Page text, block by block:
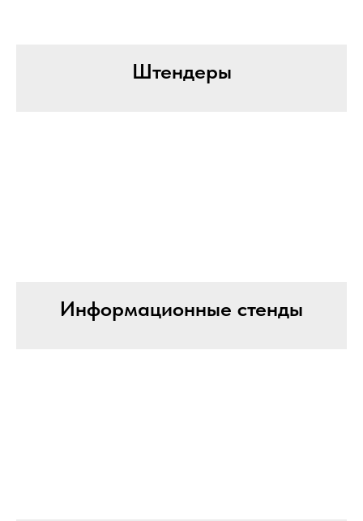
Штендеры
Информационные стенды